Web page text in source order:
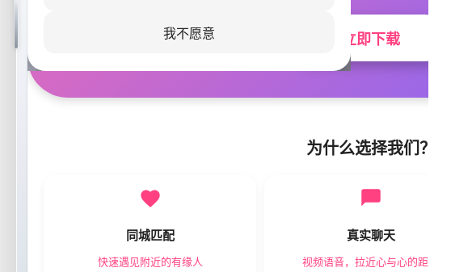
我不愿意 立即下载
为什么选择我们？
同城匹配
快速遇见附近的有缘人
真实聊天
视频语音，拉近心与心的距离